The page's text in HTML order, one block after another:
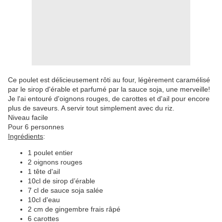
Ce poulet est délicieusement rôti au four, légèrement caramélisé
par le sirop d'érable et parfumé par la sauce soja, une merveille!
Je l'ai entouré d'oignons rouges, de carottes et d'ail pour encore
plus de saveurs. A servir tout simplement avec du riz.
Niveau facile
Pour 6 personnes
Ingrédients:
1 poulet entier
2 oignons rouges
1 tête d'ail
10cl de sirop d’érable
7 cl de sauce soja salée
10cl d'eau
2 cm de gingembre frais râpé
6 carottes